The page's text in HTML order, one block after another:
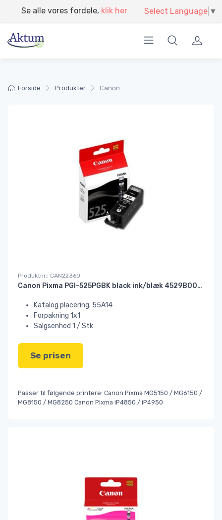
Select Language ▼
Se alle vores fordele, klik her
Forside Produkter Canon
Produktnr.: CAN22360
Canon Pixma PGI-525PGBK black ink/blæk 4529B001#
Katalog placering. 55A14
Forpakning 1x1
Salgsenhed 1 / Stk
Se prisen
Passer til følgende printere: Canon Pixma MG5150 / MG6150 /
MG8150 / MG8250 Canon Pixma iP4850 / iP4950